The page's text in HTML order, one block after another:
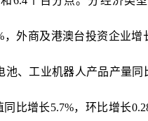
，外商及港澳台投资企业增
池、工业机器人产品产量同
同比增长5.7%，环比增长